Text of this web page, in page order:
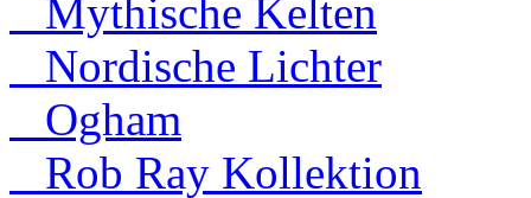
Mythische Kelten
Nordische Lichter
Ogham
Rob Ray Kollektion